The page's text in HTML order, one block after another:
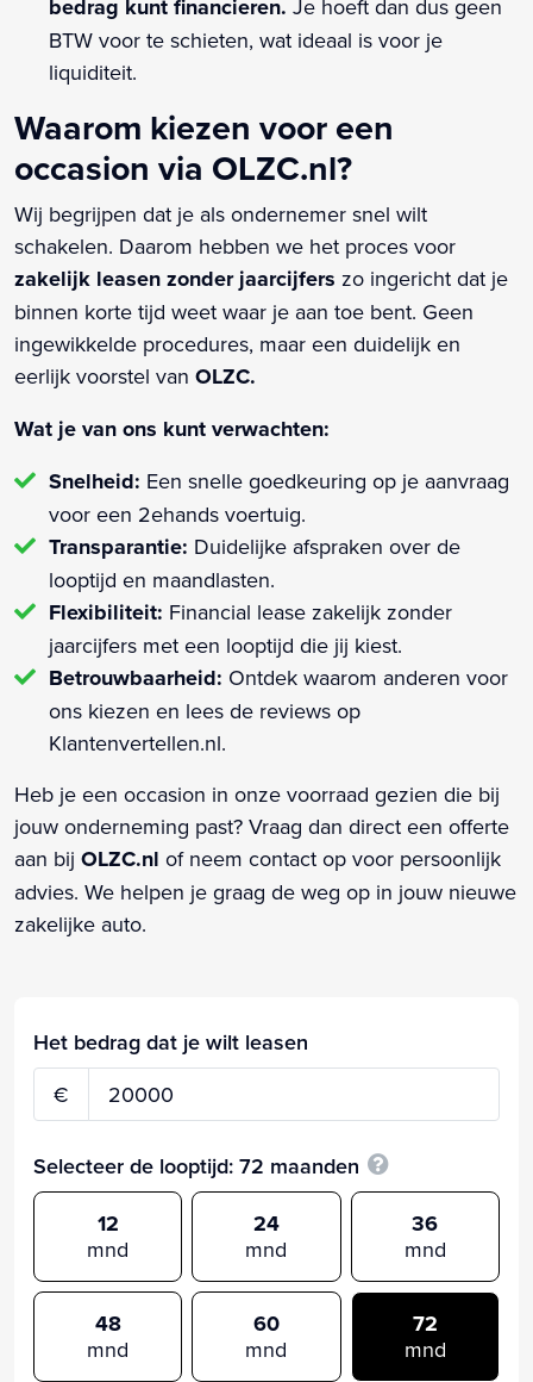
bedrag kunt financieren. Je hoeft dan dus geen
BTW voor te schieten, wat ideaal is voor je
liquiditeit.
Waarom kiezen voor een
occasion via OLZC.nl?
Wij begrijpen dat je als ondernemer snel wilt
schakelen. Daarom hebben we het proces voor
zakelijk leasen zonder jaarcijfers zo ingericht dat je
binnen korte tijd weet waar je aan toe bent. Geen
ingewikkelde procedures, maar een duidelijk en
eerlijk voorstel van OLZC.
Wat je van ons kunt verwachten:
Snelheid: Een snelle goedkeuring op je aanvraag
voor een 2ehands voertuig.
Transparantie: Duidelijke afspraken over de
looptijd en maandlasten.
Flexibiliteit: Financial lease zakelijk zonder
jaarcijfers met een looptijd die jij kiest.
Betrouwbaarheid: Ontdek waarom anderen voor
ons kiezen en lees de reviews op
Klantenvertellen.nl.
Heb je een occasion in onze voorraad gezien die bij
jouw onderneming past? Vraag dan direct een offerte
aan bij OLZC.nl of neem contact op voor persoonlijk
advies. We helpen je graag de weg op in jouw nieuwe
zakelijke auto.
Het bedrag dat je wilt leasen
€
Selecteer de looptijd: 72 maanden
12
mnd
24
mnd
36
mnd
48
mnd
60
mnd
72
mnd